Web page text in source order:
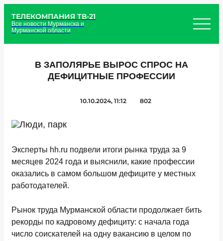
ТЕЛЕКОМПАНИЯ ТВ-21
Все новости Мурманска и
Мурманской области
В ЗАПОЛЯРЬЕ ВЫРОС СПРОС НА
ДЕФИЦИТНЫЕ ПРОФЕССИИ
10.10.2024, 11:12 802
Эксперты hh.ru подвели итоги рынка труда за 9
месяцев 2024 года и выяснили, какие профессии
оказались в самом большом дефиците у местных
работодателей.
Рынок труда Мурманской области продолжает бить
рекорды по кадровому дефициту: с начала года
число соискателей на одну вакансию в целом по